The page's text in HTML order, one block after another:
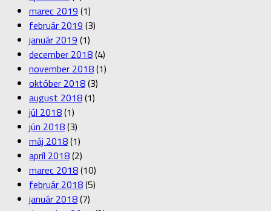
marec 2019 (1)
február 2019 (3)
január 2019 (1)
december 2018(4)
november 2018(1)
október 2018(3)
august 2018(1)
júl 2018(1)
jún 2018(3)
máj 2018(1)
apríl 2018(2)
marec 2018(10)
február 2018(5)
január 2018(7)